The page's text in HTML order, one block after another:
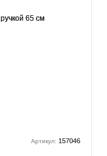
Артикул: 157046